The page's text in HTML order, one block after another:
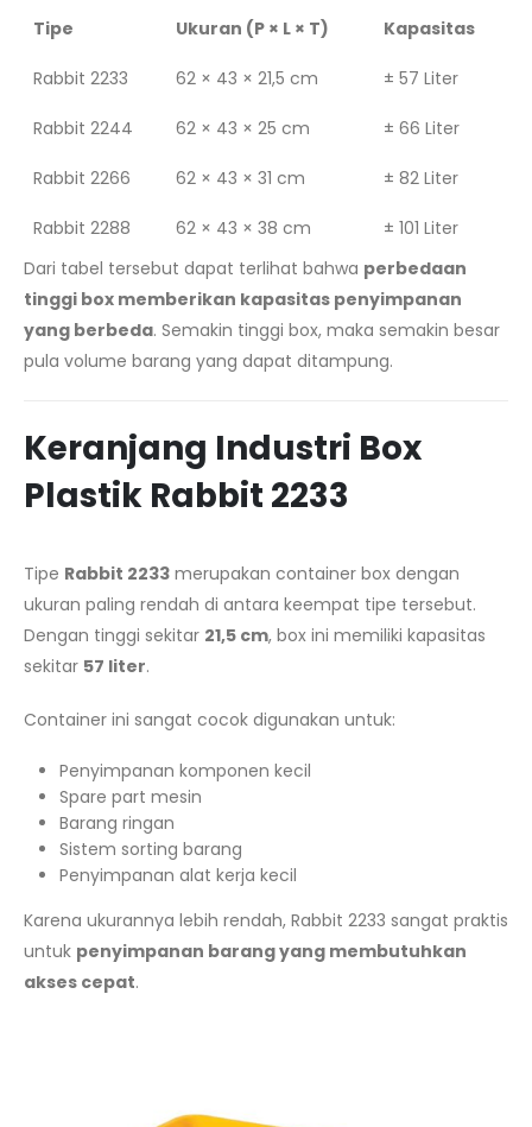
Tipe Ukuran (P × L × T) Kapasitas
Rabbit 2233 62 × 43 × 21,5 cm ± 57 Liter
Rabbit 2244 62 × 43 × 25 cm ± 66 Liter
Rabbit 2266 62 × 43 × 31 cm ± 82 Liter
Rabbit 2288 62 × 43 × 38 cm
± 101 Liter
Dari tabel tersebut dapat terlihat bahwa perbedaan
tinggi box memberikan kapasitas penyimpanan
yang berbeda. Semakin tinggi box, maka semakin besar
pula volume barang yang dapat ditampung.
Keranjang Industri Box
Plastik Rabbit 2233
Tipe Rabbit 2233 merupakan container box dengan
ukuran paling rendah di antara keempat tipe tersebut.
Dengan tinggi sekitar 21,5 cm, box ini memiliki kapasitas
sekitar 57 liter.
Container ini sangat cocok digunakan untuk:
Penyimpanan komponen kecil
Spare part mesin
Barang ringan
Sistem sorting barang
Penyimpanan alat kerja kecil
Karena ukurannya lebih rendah, Rabbit 2233 sangat praktis
untuk penyimpanan barang yang membutuhkan
akses cepat.